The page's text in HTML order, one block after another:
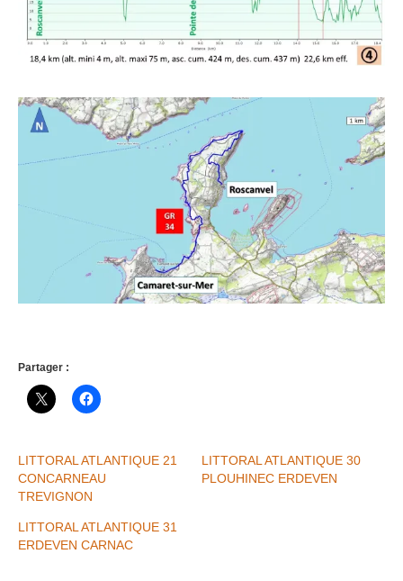
Partager :
LITTORAL ATLANTIQUE 21
CONCARNEAU
TREVIGNON
LITTORAL ATLANTIQUE 30
PLOUHINEC ERDEVEN
LITTORAL ATLANTIQUE 31
ERDEVEN CARNAC